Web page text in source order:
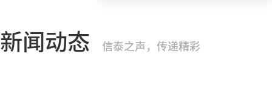
新闻动态 信泰之声，传递精彩